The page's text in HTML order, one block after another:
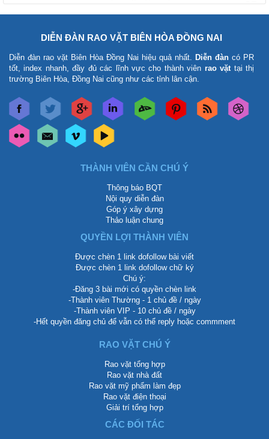
DIỄN ĐÀN RAO VẶT BIÊN HÒA ĐỒNG NAI
Diễn đàn rao vặt Biên Hòa Đồng Nai hiệu quả nhất. Diễn đàn có PR
tốt, index nhanh, đầy đủ các lĩnh vực cho thành viên rao vặttại thị
trường Biên Hòa, Đồng Nai cũng như các tỉnh lân cận.
THÀNH VIÊN CẦN CHÚ Ý
Thông báo BQT
Nội quy diễn đàn
Góp ý xây dựng
Thảo luận chung
QUYỀN LỢI THÀNH VIÊN
Được chèn 1 link dofollow bài viết
Được chèn 1 link dofollow chữ ký
Chú ý:
-Đăng 3 bài mới có quyền chèn link
-Thành viên Thường - 1 chủ đề / ngày
-Thành viên VIP - 10 chủ đề / ngày
-Hết quyền đăng chủ để vẫn có thể reply hoặc commment
RAO VẶT CHÚ Ý
Rao vặt tổng hợp
Rao vặt nhà đất
Rao vặt mỹ phẩm làm đẹp
Rao vặt điện thoại
Giải trí tổng hợp
CÁC ĐỐI TÁC